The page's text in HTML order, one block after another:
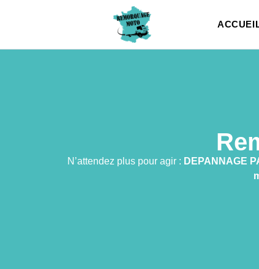
N’attendez plus pour agir : DEPANNAGE